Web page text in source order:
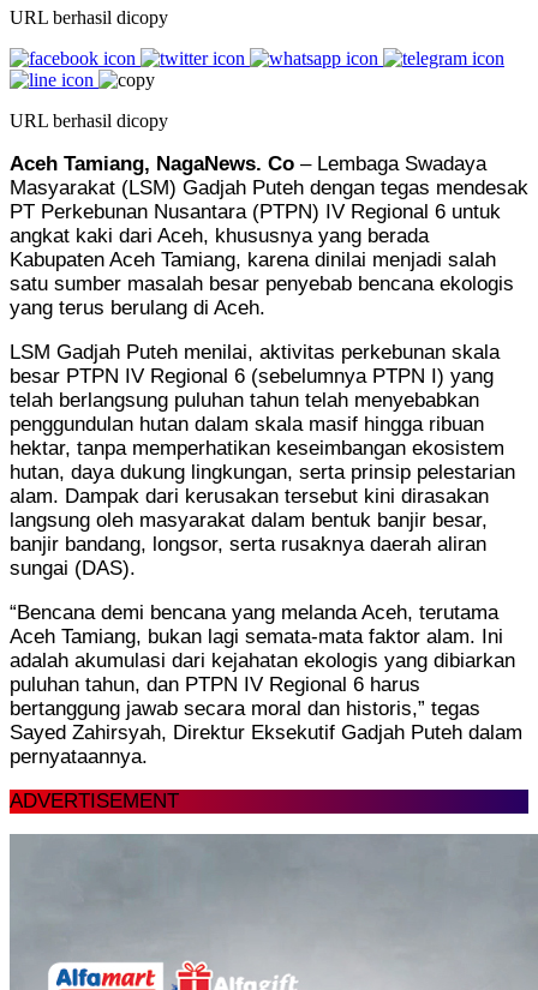
URL berhasil dicopy
URL berhasil dicopy
Aceh Tamiang, NagaNews. Co – Lembaga Swadaya
Masyarakat (LSM) Gadjah Puteh dengan tegas mendesak
PT Perkebunan Nusantara (PTPN) IV Regional 6 untuk
angkat kaki dari Aceh, khususnya yang berada
Kabupaten Aceh Tamiang, karena dinilai menjadi salah
satu sumber masalah besar penyebab bencana ekologis
yang terus berulang di Aceh.
LSM Gadjah Puteh menilai, aktivitas perkebunan skala
besar PTPN IV Regional 6 (sebelumnya PTPN I) yang
telah berlangsung puluhan tahun telah menyebabkan
penggundulan hutan dalam skala masif hingga ribuan
hektar, tanpa memperhatikan keseimbangan ekosistem
hutan, daya dukung lingkungan, serta prinsip pelestarian
alam. Dampak dari kerusakan tersebut kini dirasakan
langsung oleh masyarakat dalam bentuk banjir besar,
banjir bandang, longsor, serta rusaknya daerah aliran
sungai (DAS).
“Bencana demi bencana yang melanda Aceh, terutama
Aceh Tamiang, bukan lagi semata-mata faktor alam. Ini
adalah akumulasi dari kejahatan ekologis yang dibiarkan
puluhan tahun, dan PTPN IV Regional 6 harus
bertanggung jawab secara moral dan historis,” tegas
Sayed Zahirsyah, Direktur Eksekutif Gadjah Puteh dalam
pernyataannya.
ADVERTISEMENT